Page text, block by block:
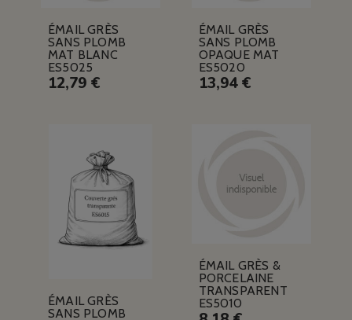
ÉMAIL GRÈS
SANS PLOMB
MAT BLANC
ES5025
12,79 €
ÉMAIL GRÈS
SANS PLOMB
OPAQUE MAT
ES5020
13,94 €
ÉMAIL GRÈS
SANS PLOMB
ÉMAIL GRÈS &
PORCELAINE
TRANSPARENT
ES5010